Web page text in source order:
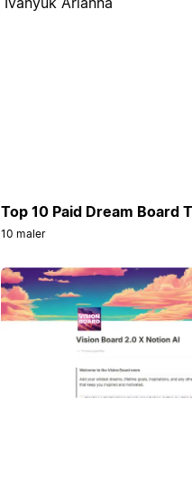
Top 10 Paid Dream Board
10 maler